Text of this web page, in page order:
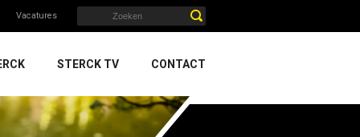
Vacatures
STERCK TV CONTACT